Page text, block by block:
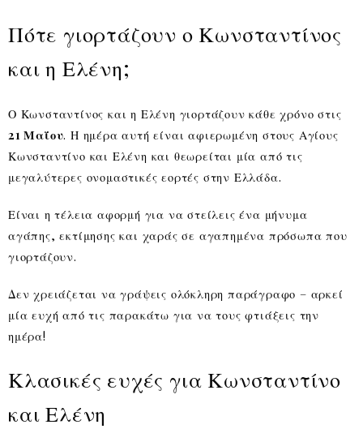
Πότε γιορτάζουν ο Κωνσταντίνος
και η Ελένη;
Ο Κωνσταντίνος και η Ελένη γιορτάζουν κάθε χρόνο στις
21 Μαΐου. Η ημέρα αυτή είναι αφιερωμένη στους Αγίους
Κωνσταντίνο και Ελένη και θεωρείται μία από τις
μεγαλύτερες ονομαστικές εορτές στην Ελλάδα.
Είναι η τέλεια αφορμή για να στείλεις ένα μήνυμα
αγάπης, εκτίμησης και χαράς σε αγαπημένα πρόσωπα που
γιορτάζουν.
Δεν χρειάζεται να γράψεις ολόκληρη παράγραφο – αρκεί
μία ευχή από τις παρακάτω για να τους φτιάξεις την
ημέρα!
Κλασικές ευχές για Κωνσταντίνο
και Ελένη